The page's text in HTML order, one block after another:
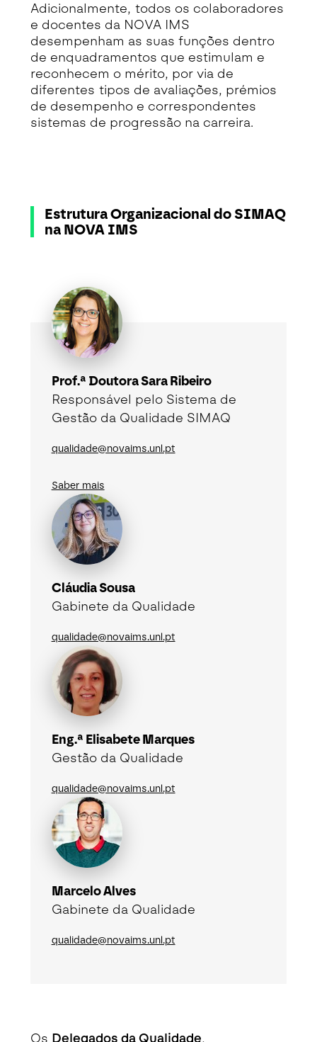
Adicionalmente, todos os colaboradores
e docentes da NOVA IMS
desempenham as suas funções dentro
de enquadramentos que estimulam e
reconhecem o mérito, por via de
diferentes tipos de avaliações, prémios
de desempenho e correspondentes
sistemas de progressão na carreira.
Estrutura Organizacional do SIMAQ
na NOVA IMS
Prof.ª Doutora Sara Ribeiro
Responsável pelo Sistema de
Gestão da Qualidade SIMAQ
qualidade@novaims.unl.pt
Saber mais
Cláudia Sousa
Gabinete da Qualidade
qualidade@novaims.unl.pt
Eng.ª Elisabete Marques
Gestão da Qualidade
qualidade@novaims.unl.pt
Marcelo Alves
Gabinete da Qualidade
qualidade@novaims.unl.pt
Os Delegados da Qualidade,